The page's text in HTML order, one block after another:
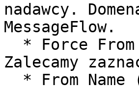
nadawcy.
MessageFlow.
Zalecamy